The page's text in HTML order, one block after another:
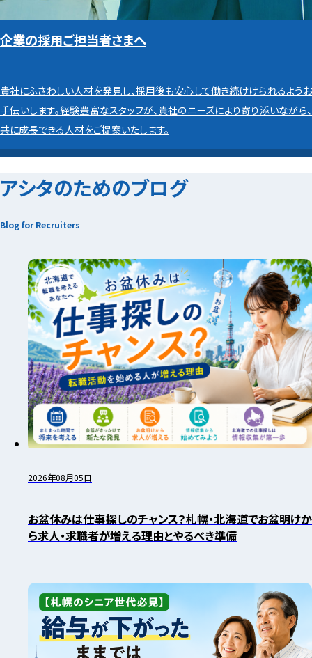
企業の採用ご担当者さまへ
貴社にふさわしい人材を発見し、採用後も安心して働き続けけられるようお
手伝いします。経験豊富なスタッフが、貴社のニーズにより寄り添いながら、
共に成長できる人材をご提案いたします。
アシタのためのブログ
Blog for Recruiters
2026年08月05日
お盆休みは仕事探しのチャンス？札幌・北海道でお盆明けか
ら求人・求職者が増える理由とやるべき準備